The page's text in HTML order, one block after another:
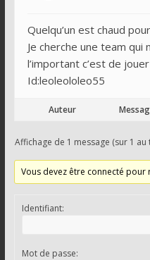
Quelqu’un est chaud
Je cherche une team
l’important c’est de
Id:leoleololeo55
Auteur
Affichage de 1 message (sur 1 au
Vous devez être connecté pour
Identifiant:
Mot de passe: